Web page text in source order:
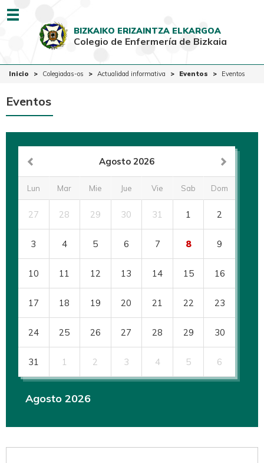
EUSK CAST
Ciudadanía
Ventanilla Única
BIZKAIKO ERIZAINTZA ELKARGOA
Colegio de Enfermería de Bizkaia
Inicio Colegiadas-os Actualidad informativa Eventos Eventos
Eventos
Agosto 2026
Lun Mar Mie Jue Vie Sab Dom
27 28 29 30 31 1 2
3 4 5 6 7 8 9
10 11 12 13 14 15 16
17 18 19 20 21 22 23
24 25 26 27 28 29 30
31 1 2 3 4 5 6
Agosto 2026